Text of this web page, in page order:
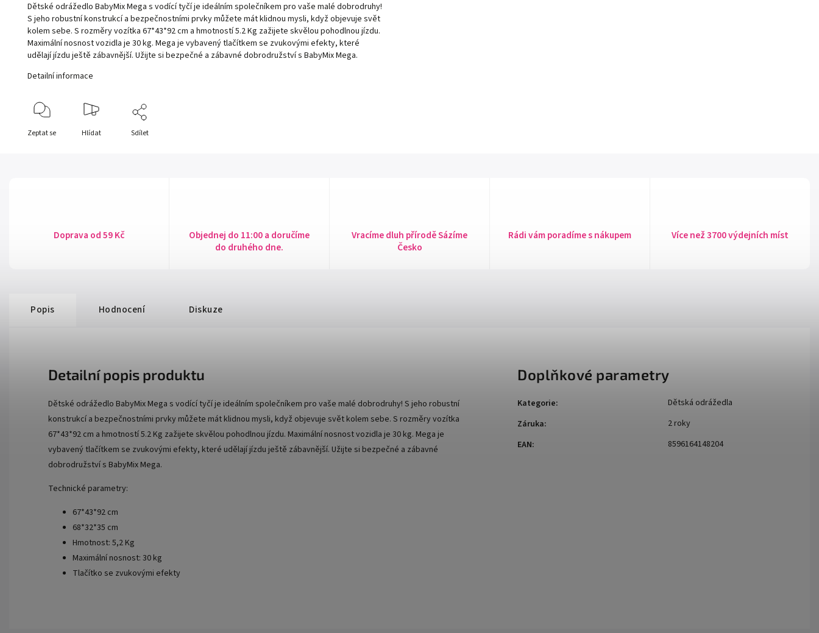
Dětské odrážedlo BabyMix Mega s vodící tyčí je ideálním společníkem pro vaše malé dobrodruhy!
S jeho robustní konstrukcí a bezpečnostními prvky můžete mát klidnou mysli, když objevuje svět
kolem sebe. S rozměry vozítka 67*43*92 cm a hmotností 5.2 Kg zažijete skvělou pohodlnou jízdu.
Maximální nosnost vozidla je 30 kg. Mega je vybavený tlačítkem se zvukovými efekty, které
udělají jízdu ještě zábavnější. Užijte si bezpečné a zábavné dobrodružství s BabyMix Mega.
Detailní informace
Zeptat se Hlídat Sdílet
Doprava od 59 Kč
Objednej do 11:00 a doručíme
do druhého dne.
Vracíme dluh přírodě Sázíme
Česko
Rádi vám poradíme s nákupem Více než 3700 výdejních míst
Popis Hodnocení Diskuze
Detailní popis produktu
Dětské odrážedlo BabyMix Mega s vodící tyčí je ideálním společníkem pro vaše malé dobrodruhy! S jeho robustní
konstrukcí a bezpečnostními prvky můžete mát klidnou mysli, když objevuje svět kolem sebe. S rozměry vozítka
67*43*92 cm a hmotností 5.2 Kg zažijete skvělou pohodlnou jízdu. Maximální nosnost vozidla je 30 kg. Mega je
vybavený tlačítkem se zvukovými efekty, které udělají jízdu ještě zábavnější. Užijte si bezpečné a zábavné
dobrodružství s BabyMix Mega.
Technické parametry:
67*43*92 cm
68*32*35 cm
Hmotnost: 5,2 Kg
Maximální nosnost: 30 kg
Tlačítko se zvukovými efekty
Doplňkové parametry
Kategorie:
Dětská odrážedla
Záruka:
2 roky
EAN: 8596164148204